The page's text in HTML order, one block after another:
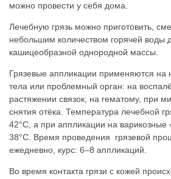
можно провести у себя дома.
Лечебную грязь можно приготовить,
небольшим количеством горячей воды
кашицеобразной однородной массы.
Грязевые аппликации применяются на
тела или проблемный орган: на
растяжении связок, на гематому, при
снятия отёка. Температура лечебной
42°C, а при аппликации на варикозные
38°C. Время проведения грязевой
ежедневно, курс: 6–8 аппликаций.
Во время контакта грязи с кожей